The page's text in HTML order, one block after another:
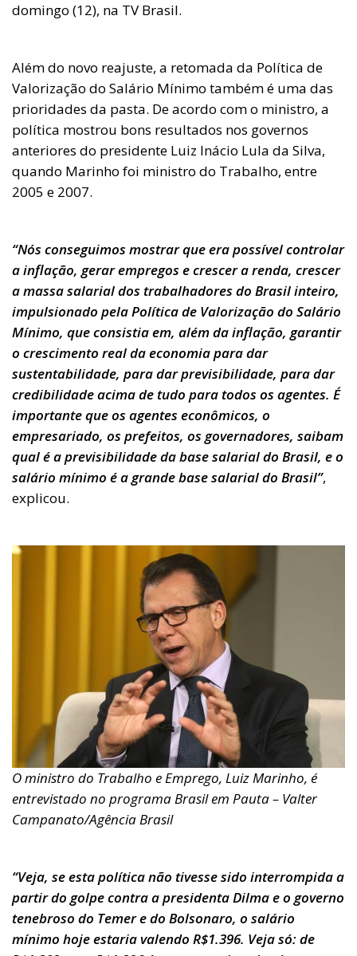
domingo (12), na TV Brasil.
Além do novo reajuste, a retomada da Política de
Valorização do Salário Mínimo também é uma das
prioridades da pasta. De acordo com o ministro, a
política mostrou bons resultados nos governos
anteriores do presidente Luiz Inácio Lula da Silva,
quando Marinho foi ministro do Trabalho, entre
2005 e 2007.
“Nós conseguimos mostrar que era possível controlar
a inflação, gerar empregos e crescer a renda, crescer
a massa salarial dos trabalhadores do Brasil inteiro,
impulsionado pela Política de Valorização do Salário
Mínimo, que consistia em, além da inflação, garantir
o crescimento real da economia para dar
sustentabilidade, para dar previsibilidade, para dar
credibilidade acima de tudo para todos os agentes. É
importante que os agentes econômicos, o
empresariado, os prefeitos, os governadores, saibam
qual é a previsibilidade da base salarial do Brasil, e o
salário mínimo é a grande base salarial do Brasil”,
explicou.
O ministro do Trabalho e Emprego, Luiz Marinho, é
entrevistado no programa Brasil em Pauta – Valter
Campanato/Agência Brasil
“Veja, se esta política não tivesse sido interrompida a
partir do golpe contra a presidenta Dilma e o governo
tenebroso do Temer e do Bolsonaro, o salário
mínimo hoje estaria valendo R$1.396. Veja só: de